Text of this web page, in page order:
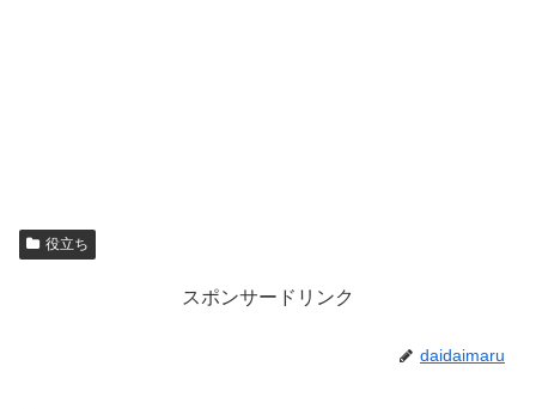
役立ち
スポンサードリンク
daidaimaru